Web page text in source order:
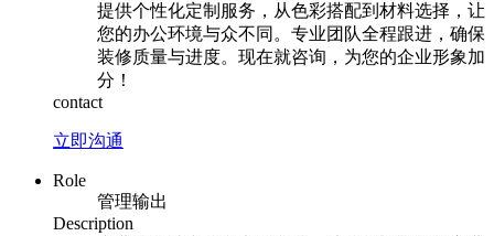
提供个性化定制服务，从色彩搭配到材料选择，让
您的办公环境与众不同。专业团队全程跟进，确保
装修质量与进度。现在就咨询，为您的企业形象加
分！
contact
立即沟通
Role
管理输出
Description